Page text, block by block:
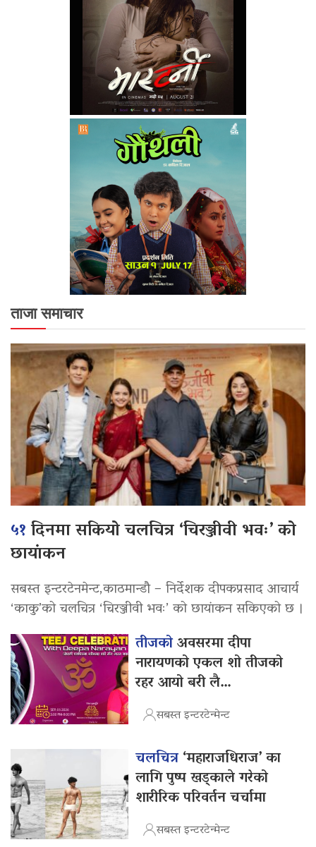
ताजा समाचार
५१दिनमा सकियो चलचित्र ‘चिरञ्जीवी भवः’ को
छायांकन
सबस्त इन्टरटेनमेन्ट,काठमान्डौ – निर्देशक दीपकप्रसाद आचार्य
‘काकु’को चलचित्र ‘चिरञ्जीवी भवः’ को छायांकन सकिएको छ ।
तीजकोअवसरमा दीपा
नारायणको एकल शो तीजको
रहर आयो बरी लै…
सबस्त इन्टरटेन्मेन्ट
चलचित्र‘महाराजधिराज’ का
लागि पुष्प खड्काले गरेको
शारीरिक परिवर्तन चर्चामा
सबस्त इन्टरटेन्मेन्ट